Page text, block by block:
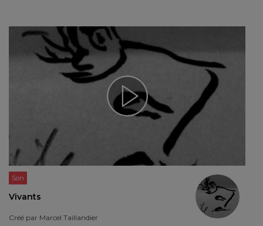
Son
Vivants
Créé par Marcel Taillandier